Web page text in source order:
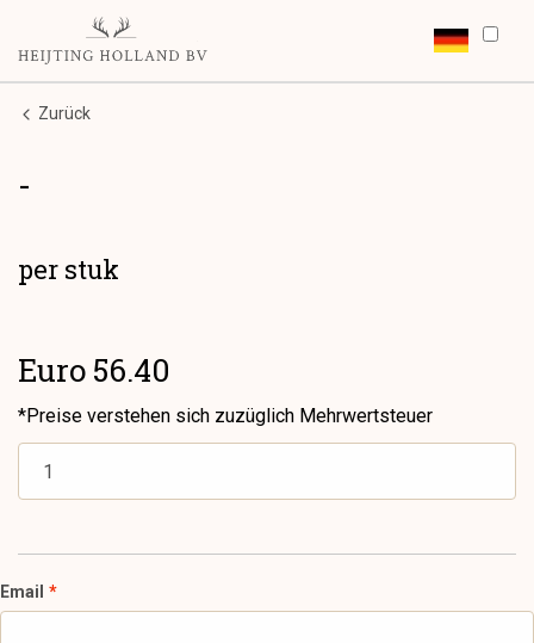
Zurück
-
per stuk
Euro 56.40
*Preise verstehen sich zuzüglich Mehrwertsteuer
Email